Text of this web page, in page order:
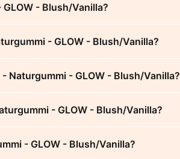
- Blush/Vanilla?
- GLOW - Blush/Vanilla?
Naturgummi - GLOW - Blush/Vanilla?
- GLOW - Blush/Vanilla?
- GLOW - Blush/Vanilla?